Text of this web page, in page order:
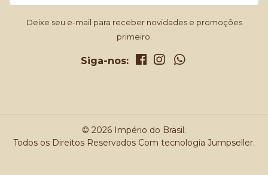
Deixe seu e-mail para receber novidades e promoções
primeiro.
Siga-nos:
© 2026 Império do Brasil.
Todos os Direitos Reservados Com tecnologia Jumpseller.